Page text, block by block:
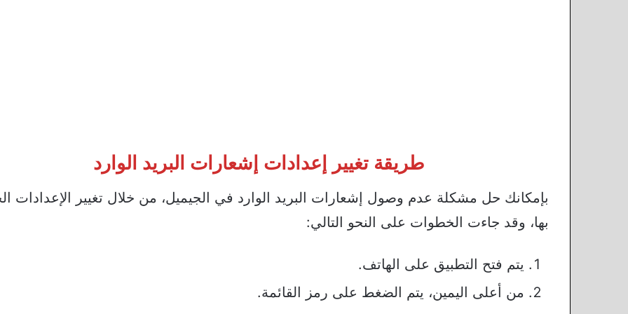
طريقة تغيير إعدادات إشعارات البريد الوارد
بإمكانك حل مشكلة عدم وصول إشعارات البريد الوارد في الجيميل، من خلال تغيير الإعدادات
بها، وقد جاءت الخطوات على النحو التالي:
يتم فتح التطبيق على الهاتف.
من أعلى اليمين، يتم الضغط على رمز القائمة.